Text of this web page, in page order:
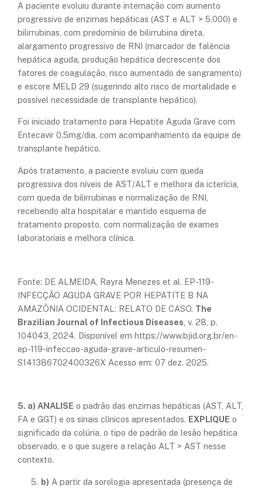
A paciente evoluiu durante internação com aumento
progressivo de enzimas hepáticas (AST e ALT > 5.000) e
bilirrubinas, com predomínio de bilirrubina direta,
alargamento progressivo de RNI (marcador de falência
hepática aguda, produção hepática decrescente dos
fatores de coagulação, risco aumentado de sangramento)
e escore MELD 29 (sugerindo alto risco de mortalidade e
possível necessidade de transplante hepático).
Foi iniciado tratamento para Hepatite Aguda Grave com
Entecavir 0.5mg/dia, com acompanhamento da equipe de
transplante hepático.
Após tratamento, a paciente evoluiu com queda
progressiva dos níveis de AST/ALT e melhora da icterícia,
com queda de bilirrubinas e normalização de RNI,
recebendo alta hospitalar e mantido esquema de
tratamento proposto, com normalização de exames
laboratoriais e melhora clínica.
Fonte: DE ALMEIDA, Rayra Menezes et al. EP-119-
INFECÇÃO AGUDA GRAVE POR HEPATITE B NA
AMAZÔNIA OCIDENTAL: RELATO DE CASO. The
Brazilian Journal of Infectious Diseases , v. 28, p.
104043, 2024. Disponível em https://www.bjid.org.br/en-
ep-119-infeccao-aguda-grave-articulo-resumen-
S141386702400326X Acesso em: 07 dez. 2025.
5. a) ANALISE o padrão das enzimas hepáticas (AST, ALT,
FA e GGT) e os sinais clínicos apresentados. EXPLIQUE o
significado da colúria, o tipo de padrão de lesão hepática
observado, e o que sugere a relação ALT > AST nesse
contexto.
b) A partir da sorologia apresentada (presença de